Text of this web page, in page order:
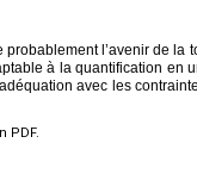
l’avenir de la
à la quantification en
avec les
PDF.